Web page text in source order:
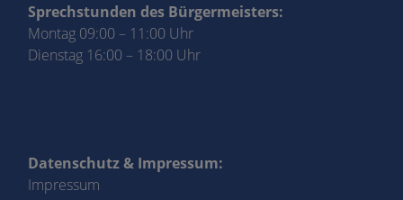
Sprechstunden des Bürgermeisters:
Montag 09:00 – 11:00 Uhr
Dienstag 16:00 – 18:00 Uhr
Datenschutz & Impressum:
Impressum